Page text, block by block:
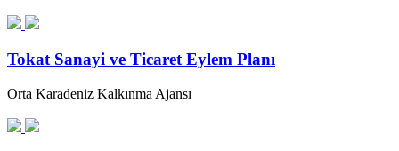
Tokat Sanayi ve Ticaret Eylem Planı
Orta Karadeniz Kalkınma Ajansı